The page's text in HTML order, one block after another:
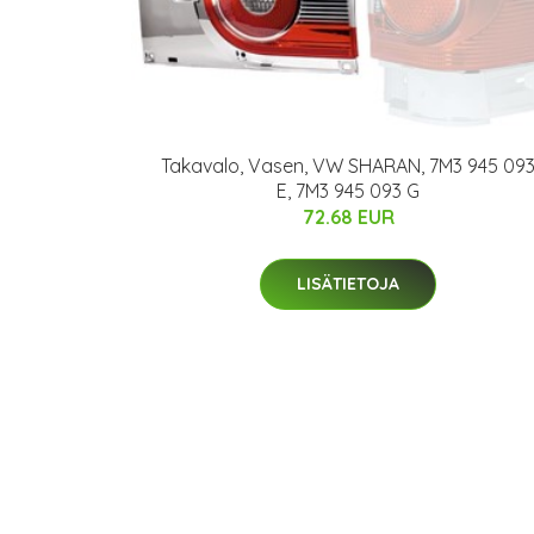
Takavalo, Vasen, VW SHARAN, 7M3 945 093
E, 7M3 945 093 G
72.68 EUR
LISÄTIETOJA